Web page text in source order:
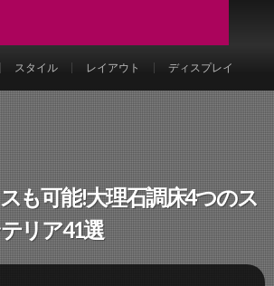
スタイル レイアウト ディスプレイ
も可能!大理石調床4つのス
リア41選